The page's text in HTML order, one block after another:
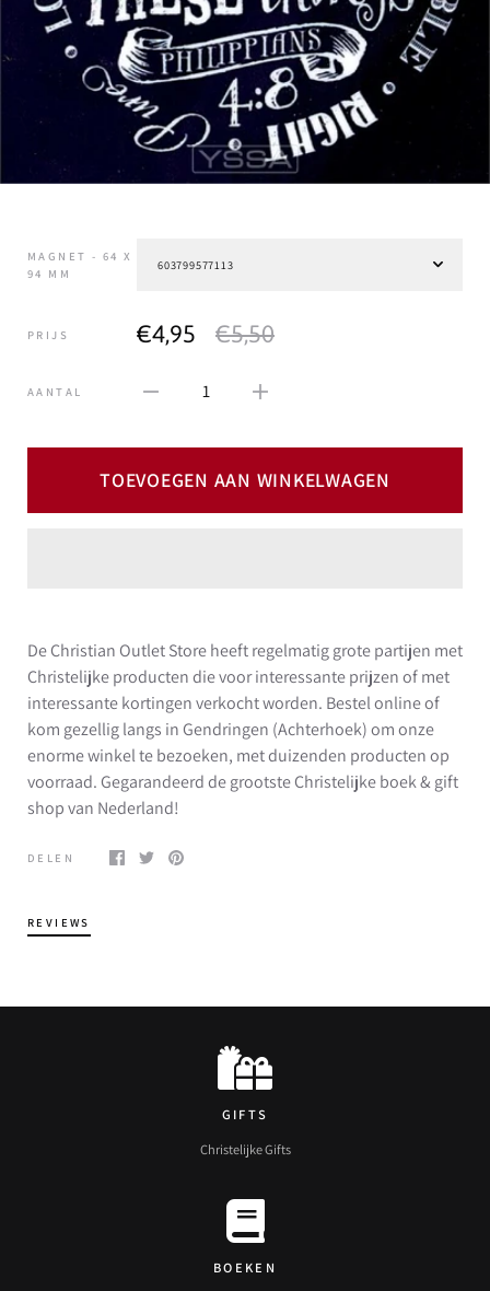
MAGNET - 64 X
94 MM
PRIJS €4,95 €5,50
AANTAL 1
TOEVOEGEN AAN WINKELWAGEN
De Christian Outlet Store heeft regelmatig grote partijen met
Christelijke producten die voor interessante prijzen of met
interessante kortingen verkocht worden. Bestel online of
kom gezellig langs in Gendringen (Achterhoek) om onze
enorme winkel te bezoeken, met duizenden producten op
voorraad. Gegarandeerd de grootste Christelijke boek & gift
shop van Nederland!
DELEN
REVIEWS
GIFTS
Christelijke Gifts
BOEKEN